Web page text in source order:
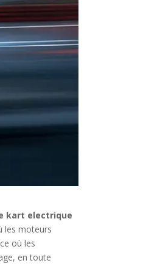
kart electrique
les moteurs
où les
en toute